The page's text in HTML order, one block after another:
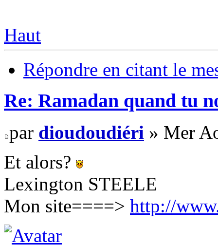
Haut
Répondre en citant le
Re: Ramadan quand tu
par dioudoudiéri » Mer
Et alors?
Lexington STEELE
Mon site====> http://